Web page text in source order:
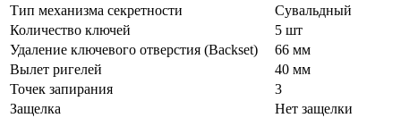
Тип механизма секретности
Сувальдный
Количество ключей
5 шт
Удаление ключевого отверстия (Backset)
66 мм
Вылет ригелей
40 мм
Точек запирания
3
Защелка
Нет защелки